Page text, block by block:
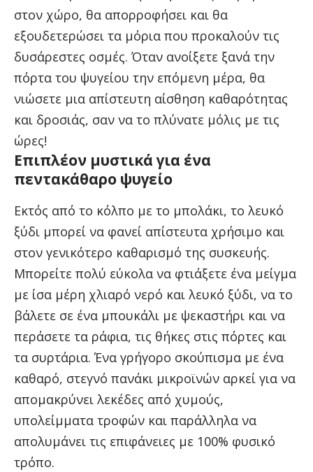
στον χώρο, θα απορροφήσει και θα
εξουδετερώσει τα μόρια που προκαλούν τις
δυσάρεστες οσμές. Όταν ανοίξετε ξανά την
πόρτα του ψυγείου την επόμενη μέρα, θα
νιώσετε μια απίστευτη αίσθηση καθαρότητας
και δροσιάς, σαν να το πλύνατε μόλις με τις
ώρες!
Επιπλέον μυστικά για ένα
πεντακάθαρο ψυγείο
Εκτός από το κόλπο με το μπολάκι, το λευκό
ξύδι μπορεί να φανεί απίστευτα χρήσιμο και
στον γενικότερο καθαρισμό της συσκευής.
Μπορείτε πολύ εύκολα να φτιάξετε ένα μείγμα
με ίσα μέρη χλιαρό νερό και λευκό ξύδι, να το
βάλετε σε ένα μπουκάλι με ψεκαστήρι και να
περάσετε τα ράφια, τις θήκες στις πόρτες και
τα συρτάρια. Ένα γρήγορο σκούπισμα με ένα
καθαρό, στεγνό πανάκι μικροϊνών αρκεί για να
απομακρύνει λεκέδες από χυμούς,
υπολείμματα τροφών και παράλληλα να
απολυμάνει τις επιφάνειες με 100% φυσικό
τρόπο.